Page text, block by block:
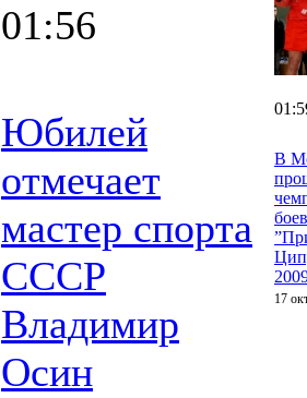
01:56
Юбилей
отмечает
мастер спорта
СССР
Владимир
Осин
В
17